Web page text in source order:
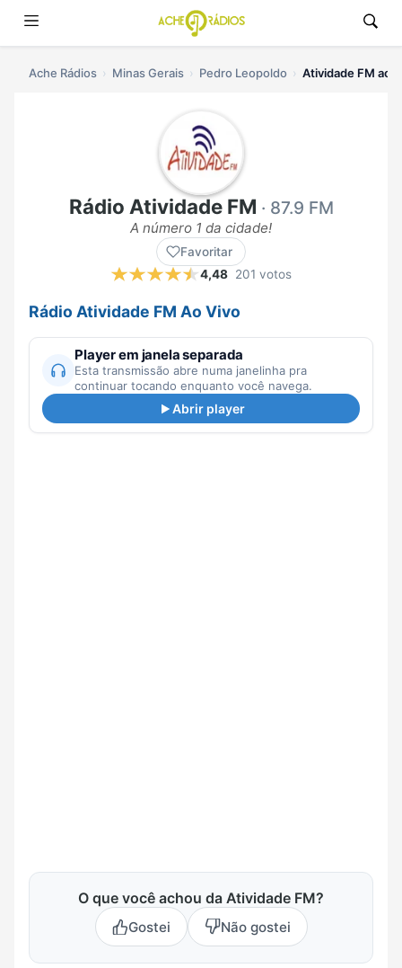
Ache Rádios Minas Gerais Pedro Leopoldo Atividade FM ao
Rádio Atividade FM · 87.9 FM
A número 1 da cidade!
Favoritar
4,48 201 votos
Rádio Atividade FM Ao Vivo
Player em janela separada
Esta transmissão abre numa janelinha pra
continuar tocando enquanto você navega.
Abrir player
O que você achou da Atividade FM?
Gostei Não gostei